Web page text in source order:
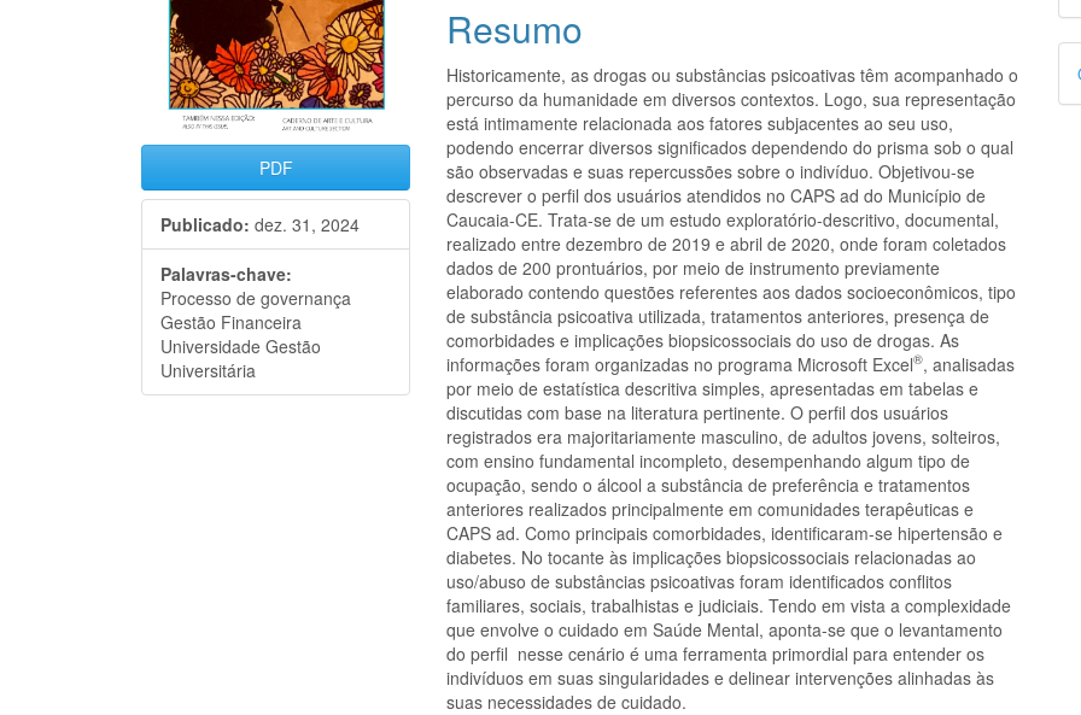
PDF
Publicado: dez. 31, 2024
Palavras-chave:
Processo de governança
Gestão Financeira
Universidade Gestão
Universitária
Resumo
Historicamente, as drogas ou substâncias psicoativas têm acompanhado o
percurso da humanidade em diversos contextos. Logo, sua representação
está intimamente relacionada aos fatores subjacentes ao seu uso,
podendo encerrar diversos significados dependendo do prisma sob o qual
são observadas e suas repercussões sobre o indivíduo. Objetivou-se
descrever o perfil dos usuários atendidos no CAPS ad do Município de
Caucaia-CE. Trata-se de um estudo exploratório-descritivo, documental,
realizado entre dezembro de 2019 e abril de 2020, onde foram coletados
dados de 200 prontuários, por meio de instrumento previamente
elaborado contendo questões referentes aos dados socioeconômicos, tipo
de substância psicoativa utilizada, tratamentos anteriores, presença de
comorbidades e implicações biopsicossociais do uso de drogas. As
informações foram organizadas no programa Microsoft Excel®, analisadas
por meio de estatística descritiva simples, apresentadas em tabelas e
discutidas com base na literatura pertinente. O perfil dos usuários
registrados era majoritariamente masculino, de adultos jovens, solteiros,
com ensino fundamental incompleto, desempenhando algum tipo de
ocupação, sendo o álcool a substância de preferência e tratamentos
anteriores realizados principalmente em comunidades terapêuticas e
CAPS ad. Como principais comorbidades, identificaram-se hipertensão e
diabetes. No tocante às implicações biopsicossociais relacionadas ao
uso/abuso de substâncias psicoativas foram identificados conflitos
familiares, sociais, trabalhistas e judiciais. Tendo em vista a complexidade
que envolve o cuidado em Saúde Mental, aponta-se que o levantamento
do perfil nesse cenário é uma ferramenta primordial para entender os
indivíduos em suas singularidades e delinear intervenções alinhadas às
suas necessidades de cuidado.